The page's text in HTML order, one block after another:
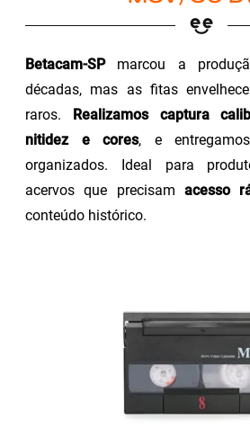
Betacam-SPmarcou a
décadas, mas as fitas
raros.
Realizamos captura
nitidez e cores, e
organizados. Ideal para
acervos que precisam acesso
conteúdo histórico.